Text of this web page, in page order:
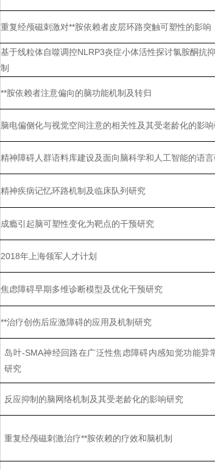
重复经颅磁刺激对**胺依赖者皮层环路突触可塑性的影响
基于线粒体自噬调控NLRP3炎症小体活性探讨氯胺酮抗
制
**胺依赖者注意偏向的脑功能机制及转归
脑电偏侧化与视觉空间注意的相关性及其受老龄化的影
精神障碍人群语料库建设及面向脑科学和人工智能的语
精神疾病记忆环路机制及临床队列研究
成瘾引起脑可塑性变化为靶点的干预研究
2018年上海领军人才计划
焦虑障碍早期多维诊断模型及优化干预研究
**治疗创伤后应激障碍的应用及机制研究
岛叶-SMA神经回路在广泛性焦虑障碍内感知觉功能异
研究
反应抑制的脑网络机制及其受老龄化的影响研究
重复经颅磁刺激治疗**胺依赖的疗效和脑机制